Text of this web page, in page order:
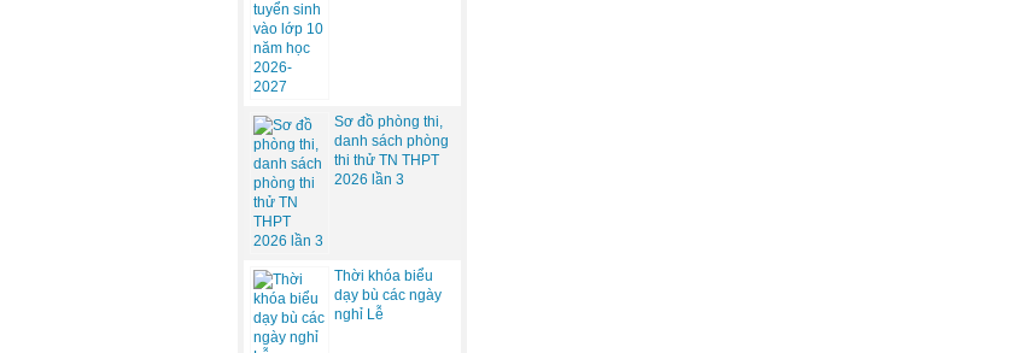
Sơ đồ phòng thi,
danh sách phòng
thi thử TN THPT
2026 lần 3
Thời khóa biểu
dạy bù các ngày
nghỉ Lễ